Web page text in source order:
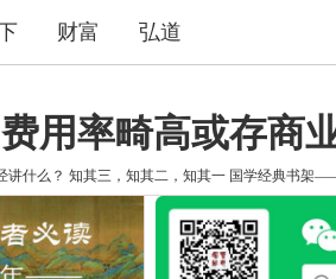
财富 弘道
用率畸高或存商
讲什么？ 知其三，知其二，知其一 国学经典书架